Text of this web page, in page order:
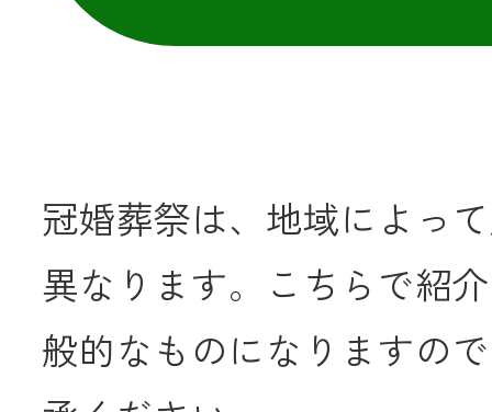
冠婚葬祭は、地域によっ
異なります。こちらで紹
般的なものになりますの